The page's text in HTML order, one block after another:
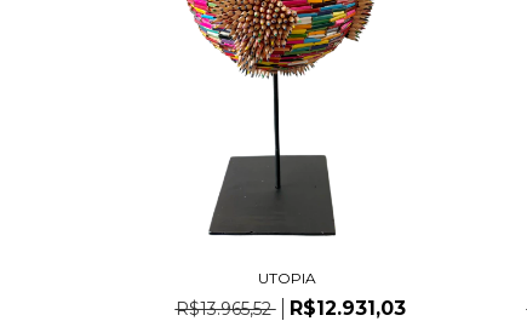
UTOPIA
R$13.965,52 R$12.931,03